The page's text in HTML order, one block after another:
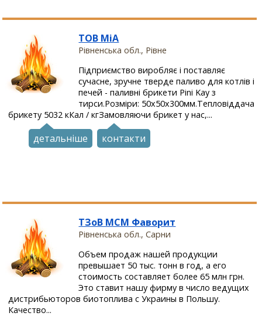
ТОВ МіА
Рівненська обл., Рівне
Підприємство виробляє і поставляє
сучасне, зручне тверде паливо для котлів і
печей - паливні брикети Pini Kay з
тирси.Розміри: 50x50x300мм.Тепловіддача
брикету 5032 кКал / кгЗамовляючи брикет у нас,...
детальніше контакти
ТЗоВ МСМ Фаворит
Рівненська обл., Сарни
Объем продаж нашей продукции
превышает 50 тыс. тонн в год, а его
стоимость составляет более 65 млн грн.
Это ставит нашу фирму в число ведущих
дистрибьюторов биотоплива с Украины в Польшу.
Качество...